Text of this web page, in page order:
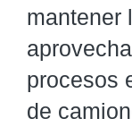
mantener
procesos
de